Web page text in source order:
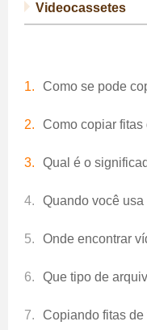
Videocassetes
Como se pode
Como copiar
Qual é o
Quando você
Onde encontrar vídeos de
Que tipo de
Copiando fitas